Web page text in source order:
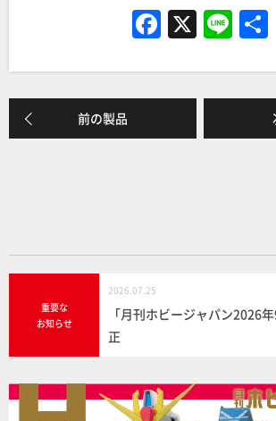
F
a
c
e
b
X Li
n
e
前の製品
重要な
お知らせ
2026.07.25
「月刊ホビージャパン2026
正